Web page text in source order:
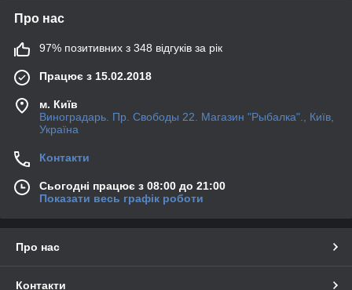
Про нас
97% позитивних з 348 відгуків за рік
Працює з 15.02.2018
м. Київ
Виноградарь. Пр. Свободы 22. Магазин "Рыбалка"., Київ,
Україна
Контакти
Сьогодні працює з 08:00 до 21:00
Показати весь графік роботи
Про нас
Контакти